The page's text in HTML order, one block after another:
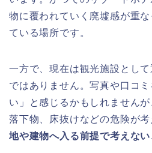
物に覆われていく廃墟感が重
ている場所です。
一方で、現在は観光施設とし
ではありません。写真や口コ
い」と感じるかもしれませんが
落下物、床抜けなどの危険が考
地や建物へ入る前提で考えない